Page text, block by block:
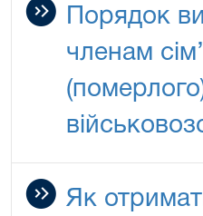
Порядок
членам
Як